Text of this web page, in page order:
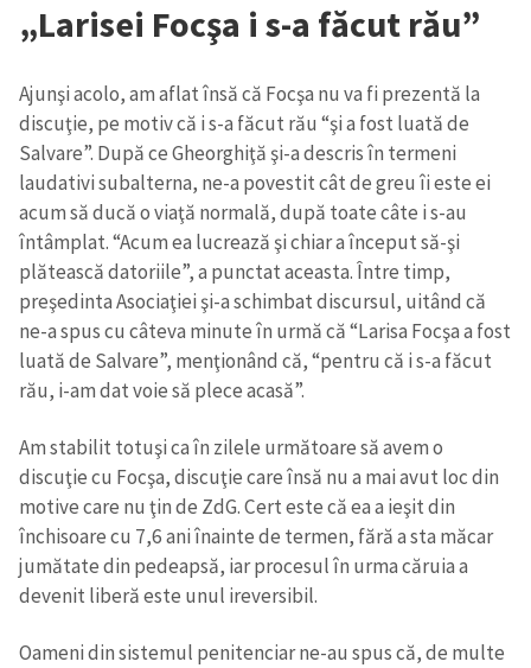
„Larisei Focşa i s-a făcut rău”
Ajunşi acolo, am aflat însă că Focşa nu va fi prezentă la
discuţie, pe motiv că i s-a făcut rău “şi a fost luată de
Salvare”. După ce Gheorghiţă şi-a descris în termeni
laudativi subalterna, ne-a povestit cât de greu îi este ei
acum să ducă o viaţă normală, după toate câte i s-au
întâmplat. “Acum ea lucrează şi chiar a început să-şi
plătească datoriile”, a punctat aceasta. Între timp,
preşedinta Asociaţiei şi-a schimbat discursul, uitând că
ne-a spus cu câteva minute în urmă că “Larisa Focşa a fost
luată de Salvare”, menţionând că, “pentru că i s-a făcut
rău, i-am dat voie să plece acasă”.
Am stabilit totuşi ca în zilele următoare să avem o
discuţie cu Focşa, discuţie care însă nu a mai avut loc din
motive care nu ţin de ZdG. Cert este că ea a ieşit din
închisoare cu 7,6 ani înainte de termen, fără a sta măcar
jumătate din pedeapsă, iar procesul în urma căruia a
devenit liberă este unul ireversibil.
Oameni din sistemul penitenciar ne-au spus că, de multe